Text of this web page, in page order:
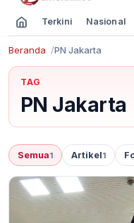
Terkini Nasional
Beranda PN Jakarta
TAG
PN Jakarta
Semua1 Artikel1